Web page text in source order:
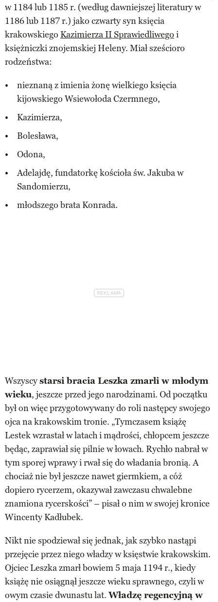
w 1184 lub 1185 r. (według dawniejszej literatury w
1186 lub 1187 r.) jako czwarty syn księcia
krakowskiego Kazimierza II Sprawiedliwego i
księżniczki znojemskiej Heleny. Miał sześcioro
rodzeństwa:
nieznaną z imienia żonę wielkiego księcia
kijowskiego Wsiewołoda Czermnego,
Kazimierza,
Bolesława,
Odona,
Adelajdę, fundatorkę kościoła św. Jakuba w
Sandomierzu,
młodszego brata Konrada.
Wszyscystarsi bracia Leszka zmarli w młodym
wieku, jeszcze przed jego narodzinami. Od początku
był on więc przygotowywany do roli następcy swojego
ojca na krakowskim tronie. „Tymczasem książę
Lestek wzrastał w latach i mądrości, chłopcem jeszcze
będąc, zaprawiał się pilnie w łowach. Rychło nabrał w
tym sporej wprawy i rwał się do władania bronią. A
chociaż nie był jeszcze nawet giermkiem, a cóż
dopiero rycerzem, okazywał zawczasu chwalebne
znamiona rycerskości” – pisał o nim w swojej kronice
Wincenty Kadłubek.
Nikt nie spodziewał się jednak, jak szybko nastąpi
przejęcie przez niego władzy w księstwie krakowskim.
Ojciec Leszka zmarł bowiem 5 maja 1194 r., kiedy
książę nie osiągnął jeszcze wieku sprawnego, czyli w
owym czasie dwunastu lat.Władzę regencyjną w